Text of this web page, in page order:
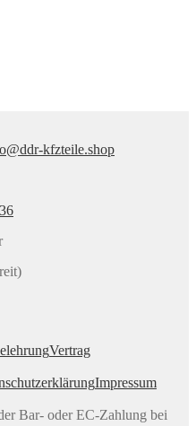
kfzteile.shop
Vertrag
Impressum
Bar- oder EC-Zahlung bei